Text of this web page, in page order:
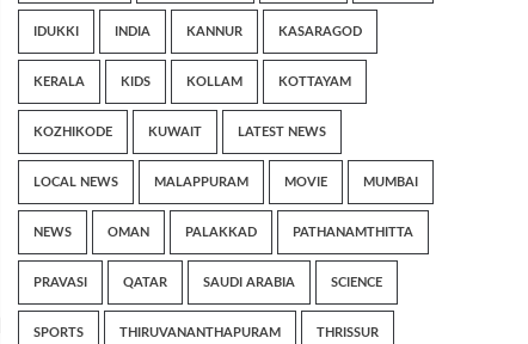
IDUKKI INDIA KANNUR KASARAGOD
KERALA KIDS KOLLAM KOTTAYAM
KOZHIKODE KUWAIT LATEST NEWS
LOCAL NEWS MALAPPURAM MOVIE MUMBAI
NEWS OMAN PALAKKAD PATHANAMTHITTA
PRAVASI QATAR SAUDI ARABIA SCIENCE
SPORTS THIRUVANANTHAPURAM THRISSUR